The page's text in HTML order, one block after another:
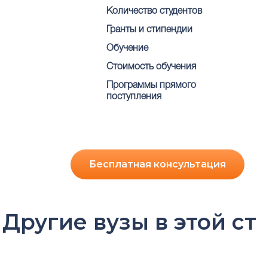
Количество студентов
Гранты и стипендии
Обучение
Стоимость обучения
Программы прямого
поступления
Бесплатная консультация
Другие вузы в этой